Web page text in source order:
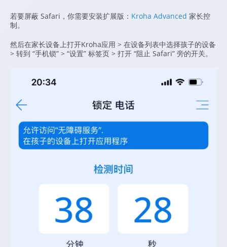
若要屏蔽 Safari，你需要安装扩展版： Kroha Advanced 家长控
制。
然后在家长设备上打开Kroha应用 > 在设备列表中选择孩子的设备
> 转到 “手机锁” > “设置” 标签页 > 打开 “阻止 Safari” 旁的开关。